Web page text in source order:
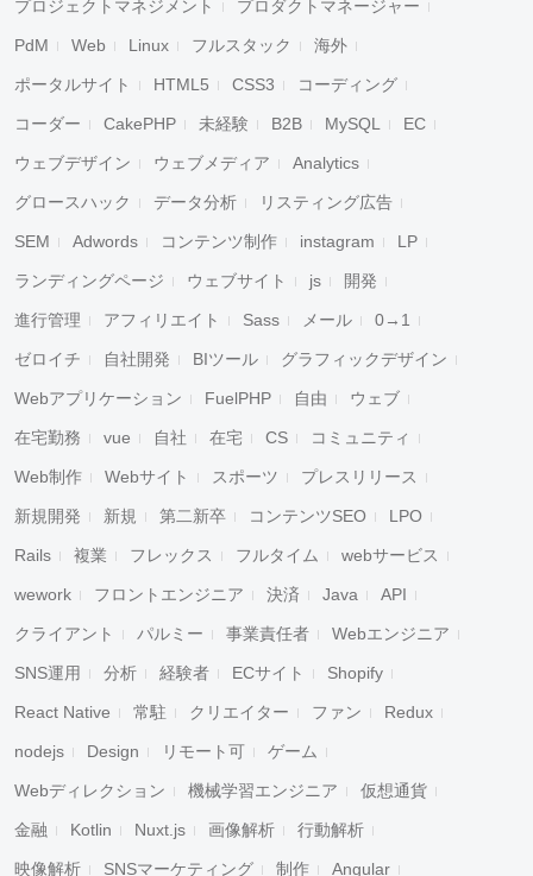
プロジェクトマネジメント プロダクトマネージャー
PdM Web Linux フルスタック 海外
ポータルサイト HTML5 CSS3 コーディング
コーダー CakePHP 未経験 B2B MySQL EC
ウェブデザイン ウェブメディア Analytics
グロースハック データ分析 リスティング広告
SEM Adwords コンテンツ制作 instagram LP
ランディングページ ウェブサイト js 開発
進行管理 アフィリエイト Sass メール 0→1
ゼロイチ 自社開発 BIツール グラフィックデザイン
Webアプリケーション FuelPHP 自由 ウェブ
在宅勤務 vue 自社 在宅 CS コミュニティ
Web制作 Webサイト スポーツ プレスリリース
新規開発 新規 第二新卒 コンテンツSEO LPO
Rails 複業 フレックス フルタイム webサービス
wework フロントエンジニア 決済 Java API
クライアント パルミー 事業責任者 Webエンジニア
SNS運用 分析 経験者 ECサイト Shopify
React Native 常駐 クリエイター ファン Redux
nodejs Design リモート可 ゲーム
Webディレクション 機械学習エンジニア 仮想通貨
金融 Kotlin Nuxt.js 画像解析 行動解析
映像解析 SNSマーケティング 制作 Angular